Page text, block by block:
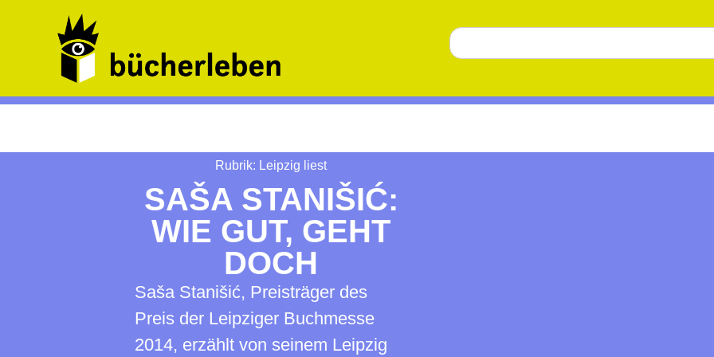
Rubrik: Leipzig liest
SAŠA STANIŠIĆ:
WIE GUT, GEHT
DOCH
Saša Stanišić, Preisträger des
Preis der Leipziger Buchmesse
2014, erzählt von seinem Leipzig